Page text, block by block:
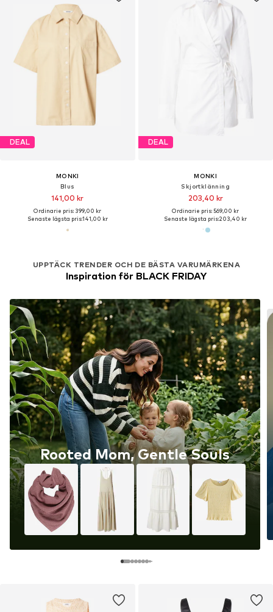
DEAL
MONKI
Blus
141,00 kr
Ordinarie pris: 399,00 kr
Senaste lägsta pris:141,00 kr
DEAL
MONKI
Skjortklänning
203,40 kr
Ordinarie pris: 569,00 kr
Senaste lägsta pris:203,40 kr
UPPTÄCK TRENDER OCH DE BÄSTA VARUMÄRKENA
Inspiration för BLACK FRIDAY
Rooted Mom, Gentle Souls